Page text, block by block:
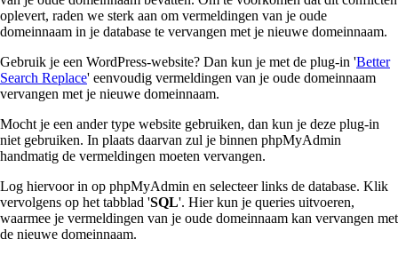
oplevert, raden we sterk aan om vermeldingen van je oude
domeinnaam in je database te vervangen met je nieuwe domeinnaam.
Gebruik je een WordPress-website? Dan kun je met de plug-in 'Better
Search Replace' eenvoudig vermeldingen van je oude domeinnaam
vervangen met je nieuwe domeinnaam.
Mocht je een ander type website gebruiken, dan kun je deze plug-in
niet gebruiken. In plaats daarvan zul je binnen phpMyAdmin
handmatig de vermeldingen moeten vervangen.
Log hiervoor in op phpMyAdmin en selecteer links de database. Klik
vervolgens op het tabblad 'SQL'. Hier kun je queries uitvoeren,
waarmee je vermeldingen van je oude domeinnaam kan vervangen met
de nieuwe domeinnaam.